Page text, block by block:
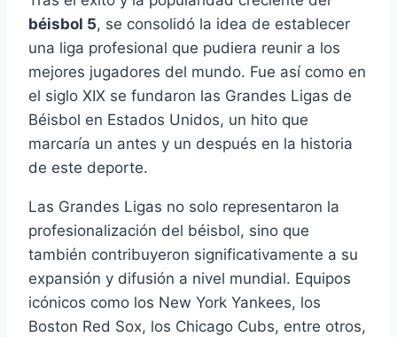
béisbol 5, se consolidó la idea de establecer
una liga profesional que pudiera reunir a los
mejores jugadores del mundo. Fue así como en
el siglo XIX se fundaron las Grandes Ligas de
Béisbol en Estados Unidos, un hito que
marcaría un antes y un después en la historia
de este deporte.
Las Grandes Ligas no solo representaron la
profesionalización del béisbol, sino que
también contribuyeron significativamente a su
expansión y difusión a nivel mundial. Equipos
icónicos como los New York Yankees, los
Boston Red Sox, los Chicago Cubs, entre otros,